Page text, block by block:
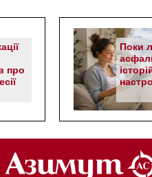
про
Поки